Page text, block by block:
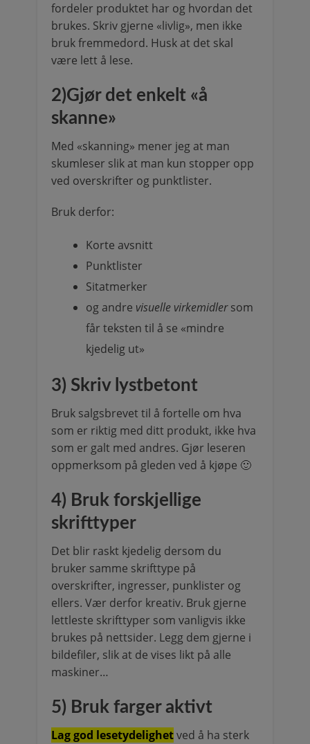
fordeler produktet har og hvordan det
brukes. Skriv gjerne «livlig», men ikke
bruk fremmedord. Husk at det skal
være lett å lese.
2)Gjør det enkelt «å
skanne»
Med «skanning» mener jeg at man
skumleser slik at man kun stopper opp
ved overskrifter og punktlister.
Bruk derfor:
Korte avsnitt
Punktlister
Sitatmerker
og andre visuelle virkemidlersom
får teksten til å se «mindre
kjedelig ut»
3) Skriv lystbetont
Bruk salgsbrevet til å fortelle om hva
som er riktig med ditt produkt, ikke hva
som er galt med andres. Gjør leseren
oppmerksom på gleden ved å kjøpe 🙂
4) Bruk forskjellige
skrifttyper
Det blir raskt kjedelig dersom du
bruker samme skrifttype på
overskrifter, ingresser, punklister og
ellers. Vær derfor kreativ. Bruk gjerne
lettleste skrifttyper som vanligvis ikke
brukes på nettsider. Legg dem gjerne i
bildefiler, slik at de vises likt på alle
maskiner…
5) Bruk farger aktivt
Lag god lesetydelighetved å ha sterk